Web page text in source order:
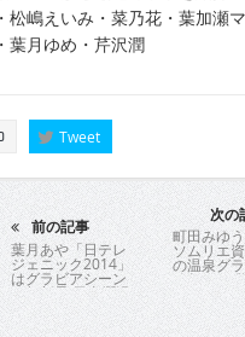
松嶋えいみ・菜乃花・葉加瀬
葉月ゆめ・芹沢潤
Tweet
前の記事
葉月あや「日テレ
ジェニック2014」
はグラビアシーン
の超新星 天真爛漫
Hな小悪魔あやち
ゃんがアナタを挑
次の
町田みゆ
ソムリエ
の温泉グ
敢行した
ツアーが